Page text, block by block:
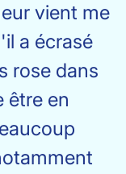
vient me
a écrasé
rose dans
être en